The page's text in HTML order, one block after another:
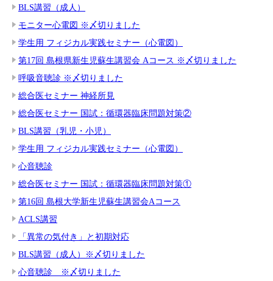
BLS講習（成人）
モニター心電図 ※〆切りました
学生用 フィジカル実践セミナー（心電図）
第17回 島根県新生児蘇生講習会 Aコース ※〆切りました
呼吸音聴診 ※〆切りました
総合医セミナー 神経所見
総合医セミナー 国試：循環器臨床問題対策②
BLS講習（乳児・小児）
学生用 フィジカル実践セミナー（心電図）
心音聴診
総合医セミナー 国試：循環器臨床問題対策①
第16回 島根大学新生児蘇生講習会Aコース
ACLS講習
「異常の気付き」と初期対応
BLS講習（成人）※〆切りました
心音聴診 ※〆切りました